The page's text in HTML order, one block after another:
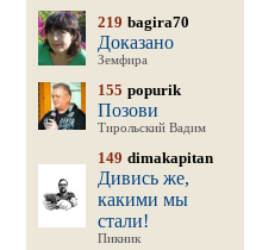
219 bagira70
Доказано
Земфира
155 popurik
Позови
Тирольский Вадим
149 dimakapitan
Дивись же,
какими мы
стали!
Пикник